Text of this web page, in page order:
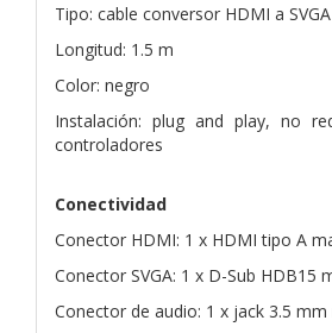
Tipo: cable conversor HDMI a
Longitud: 1.5 m
Color: negro
Instalación: plug and play, no
controladores
Conectividad
Conector HDMI: 1 x HDMI tipo A
Conector SVGA: 1 x D-Sub HDB15
Conector de audio: 1 x jack 3.5